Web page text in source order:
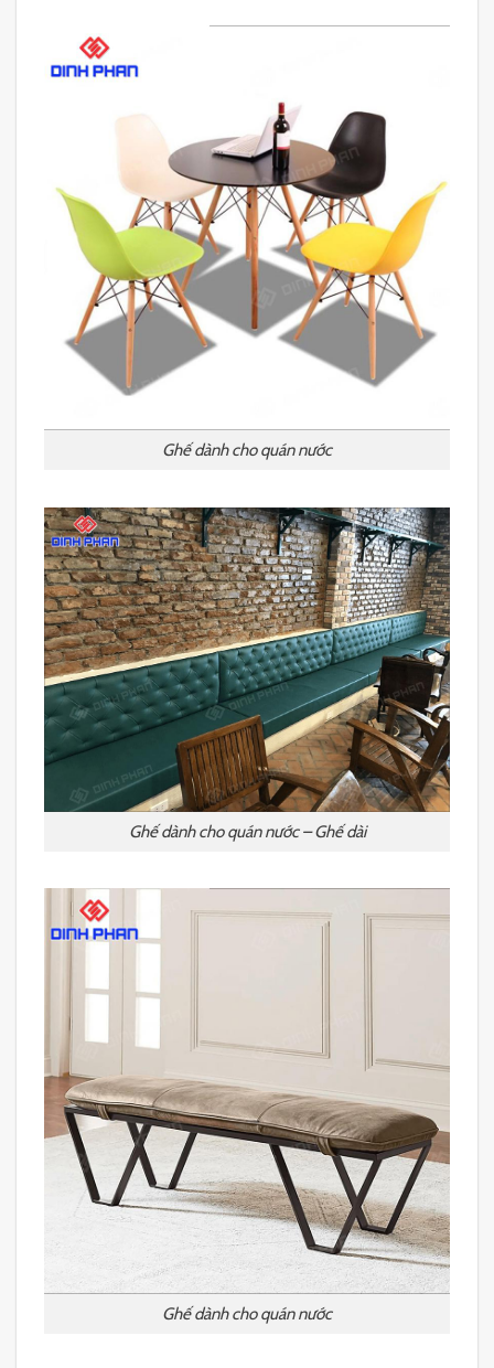
Ghế dành cho quán nước
Ghế dành cho quán nước – Ghế dài
Ghế dành cho quán nước